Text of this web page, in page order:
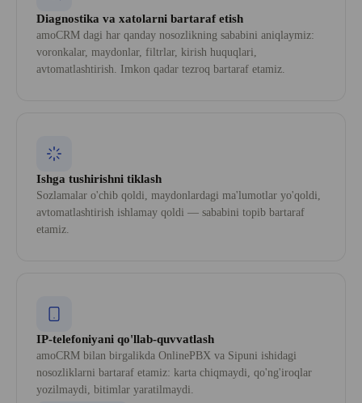
Diagnostika va xatolarni bartaraf etish
amoCRM dagi har qanday nosozlikning sababini aniqlaymiz:
voronkalar, maydonlar, filtrlar, kirish huquqlari,
avtomatlashtirish. Imkon qadar tezroq bartaraf etamiz.
Ishga tushirishni tiklash
Sozlamalar o'chib qoldi, maydonlardagi ma'lumotlar yo'qoldi,
avtomatlashtirish ishlamay qoldi — sababini topib bartaraf
etamiz.
IP-telefoniyani qo'llab-quvvatlash
amoCRM bilan birgalikda OnlinePBX va Sipuni ishidagi
nosozliklarni bartaraf etamiz: karta chiqmaydi, qo'ng'iroqlar
yozilmaydi, bitimlar yaratilmaydi.